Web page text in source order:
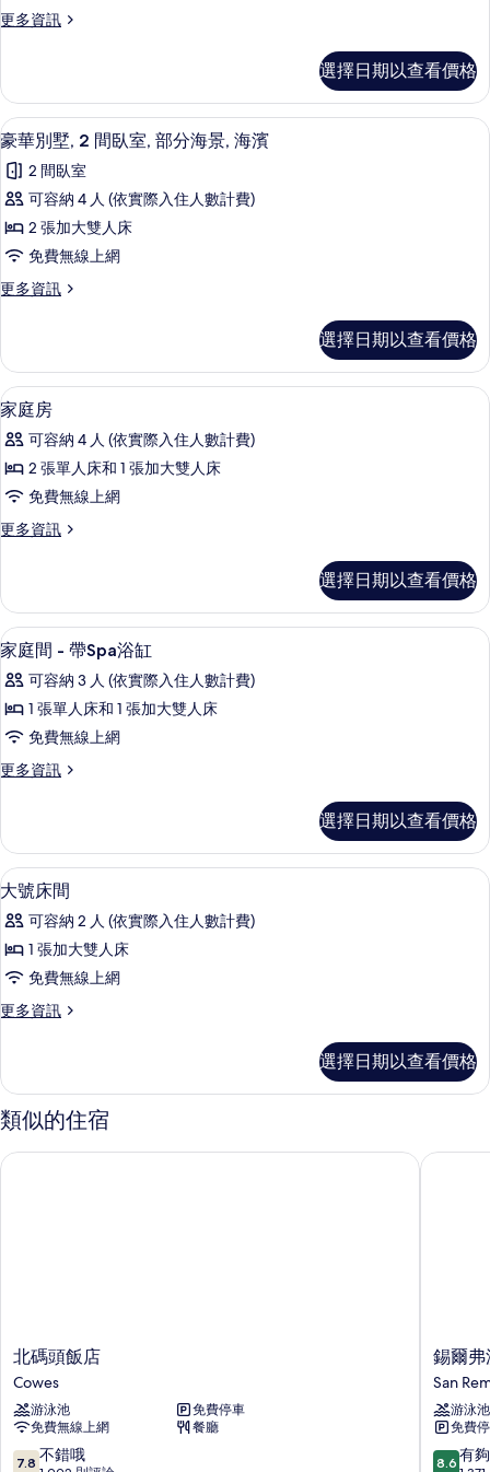
片
詳
多
床
的
所
有
相
片
更多資訊
更
客
房,
多
床
的
情
選擇日期以查看價格
顯
示
豪
華
別
2
臥
室,
部
分
海
景,
海
所
有
相
片
筆電工作空間、隔音、熨斗/熨衣板、
1
豪華別墅, 2 間臥室, 部分海景, 海濱
2 間臥室
可容納 4 人 (依實際入住人數計費)
2 張加大雙人床
免費無線上網
更多資訊
更
別
墅,
2
間
臥
室,
分
海
景,
的
情
選擇日期以查看價格
顯
示
家
庭
的
有
相
片
筆電工作空間、隔音、熨斗/熨衣板、
8
家庭房
可容納 4 人 (依實際入住人數計費)
2 張單人床和 1 張加大雙人床
免費無線上網
更多資訊
更
房
的
詳
情
選擇日期以查看價格
顯
示
家
庭
-
Spa
浴
缸
的
所
有
相
1
家庭間 - 帶Spa浴缸
可容納 3 人 (依實際入住人數計費)
1 張單人床和 1 張加大雙人床
免費無線上網
更多資訊
更
間
帶
浴
缸
詳
情
選擇日期以查看價格
顯
示
大
號
間
所
有
相
片
筆電工作空間、隔音、熨斗/熨衣板、
7
大號床間
可容納 2 人 (依實際入住人數計費)
1 張加大雙人床
免費無線上網
更多資訊
更
床
間
的
情
選擇日期以查看價格
類似的住宿
北
碼
頭
飯
店
Cowes
北碼頭飯店
Cowes
游泳池
免費停車
免費無線上網
餐廳
7.8
7.8 不錯哦
北碼頭飯店
錫
爾
弗
沃
特
勝
錫爾弗
San
游泳池
免費
8.6
8.6 有
錫爾弗